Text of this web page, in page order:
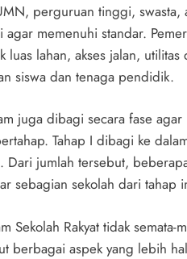
perguruan tinggi, swasta,
memenuhi standar.
luas lahan, akses jalan,
siswa dan tenaga pendidik.
juga dibagi secara fase
Tahap I dibagi ke
Dari jumlah tersebut,
sebagian sekolah dari
Sekolah Rakyat tidak
berbagai aspek yang lebih